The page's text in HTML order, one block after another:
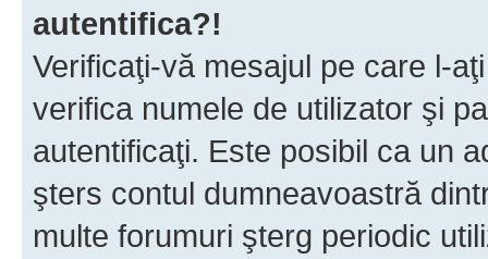
autentifica?!
Verificaţi-vă mesajul pe care l-
verifica numele de utilizator şi
autentificaţi. Este posibil ca un
şters contul dumneavoastră
multe forumuri şterg periodic